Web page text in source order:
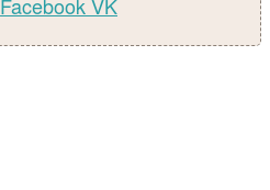
FacebookVK